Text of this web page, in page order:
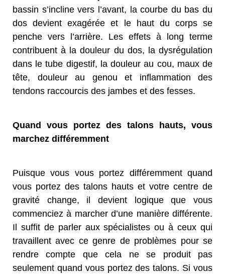
bassin s’incline vers l’avant, la courbe du bas du
dos devient exagérée et le haut du corps se
penche vers l’arrière. Les effets à long terme
contribuent à la douleur du dos, la dysrégulation
dans le tube digestif, la douleur au cou, maux de
tête, douleur au genou et inflammation des
tendons raccourcis des jambes et des fesses.
Quand vous portez des talons hauts, vous
marchez différemment
Puisque vous vous portez différemment quand
vous portez des talons hauts et votre centre de
gravité change, il devient logique que vous
commenciez à marcher d’une manière différente.
Il suffit de parler aux spécialistes ou à ceux qui
travaillent avec ce genre de problèmes pour se
rendre compte que cela ne se produit pas
seulement quand vous portez des talons. Si vous